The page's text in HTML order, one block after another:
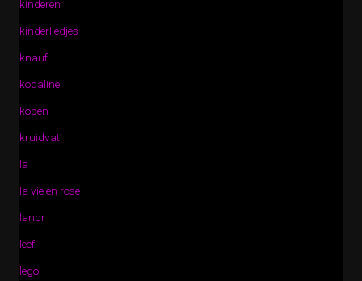
kinderen
kinderliedjes
knauf
kodaline
kopen
kruidvat
la
la vie en rose
landr
leef
lego